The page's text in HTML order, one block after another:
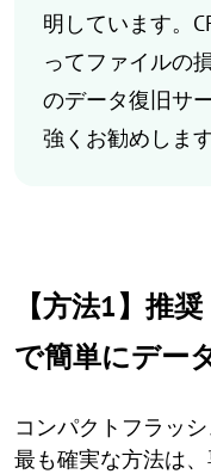
明しています。
ってファイルの
のデータ復旧サ
強くお勧めします
【方法1】推
で簡単にデー
コンパクトフラッ
最も確実な方法は